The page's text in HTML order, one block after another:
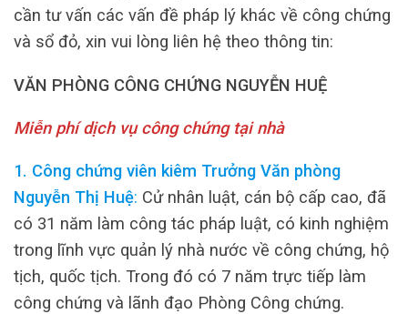
cần tư vấn các vấn đề pháp lý khác về công chứng
và sổ đỏ, xin vui lòng liên hệ theo thông tin:
VĂN PHÒNG CÔNG CHỨNG NGUYỄN HUỆ
Miễn phí dịch vụ công chứng tại nhà
1. Công chứng viên kiêm Trưởng Văn phòng
Nguyễn Thị Huệ: Cử nhân luật, cán bộ cấp cao, đã
có 31 năm làm công tác pháp luật, có kinh nghiệm
trong lĩnh vực quản lý nhà nước về công chứng, hộ
tịch, quốc tịch. Trong đó có 7 năm trực tiếp làm
công chứng và lãnh đạo Phòng Công chứng.